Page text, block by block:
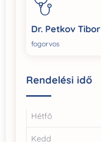
Dr. Petkov Tibor
fogorvos
Rendelési idő
Hétfő
Kedd